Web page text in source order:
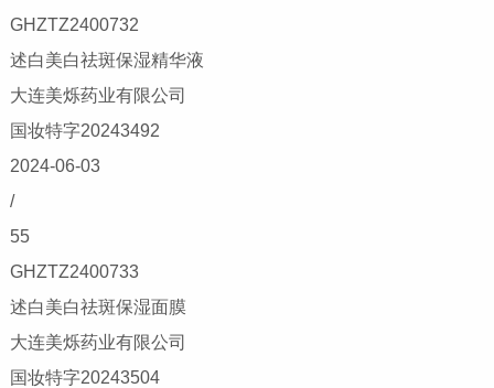
GHZTZ2400732
述白美白祛斑保湿精华液
大连美烁药业有限公司
国妆特字20243492
2024-06-03
/
55
GHZTZ2400733
述白美白祛斑保湿面膜
大连美烁药业有限公司
国妆特字20243504